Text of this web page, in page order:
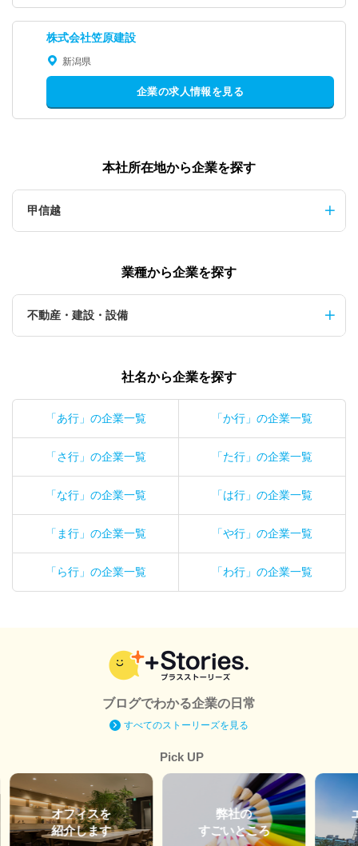
株式会社笠原建設
新潟県
企業の求人情報を見る
本社所在地から企業を探す
甲信越
業種から企業を探す
不動産・建設・設備
社名から企業を探す
「あ行」の企業一覧 「か行」の企業一覧
「さ行」の企業一覧 「た行」の企業一覧
「な行」の企業一覧 「は行」の企業一覧
「ま行」の企業一覧 「や行」の企業一覧
「ら行」の企業一覧 「わ行」の企業一覧
ブログでわかる企業の日常
すべてのストーリーズを見る
Pick UP
オフィスを
紹介します
弊社の
すごいところ